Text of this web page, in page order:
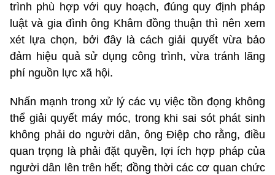
trình phù hợp với quy hoạch, đúng quy định pháp
luật và gia đình ông Khâm đồng thuận thì nên xem
xét lựa chọn, bởi đây là cách giải quyết vừa bảo
đảm hiệu quả sử dụng công trình, vừa tránh lãng
phí nguồn lực xã hội.
Nhấn mạnh trong xử lý các vụ việc tồn đọng không
thể giải quyết máy móc, trong khi sai sót phát sinh
không phải do người dân, ông Điệp cho rằng, điều
quan trọng là phải đặt quyền, lợi ích hợp pháp của
người dân lên trên hết; đồng thời các cơ quan chức